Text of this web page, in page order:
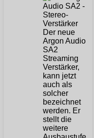
Der neue
Argon Audio
SA2
Streaming
Verstärker,
kann jetzt
auch als
solcher
bezeichnet
werden. Er
stellt die
weitere